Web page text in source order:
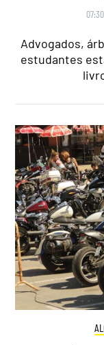
Advogados,
estudantes